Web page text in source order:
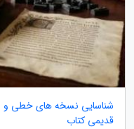
شناسایی نسخه های خطی و
قدیمی کتاب